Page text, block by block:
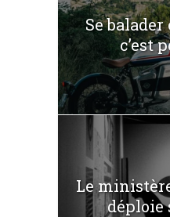
Se
c’est
Le
déploie